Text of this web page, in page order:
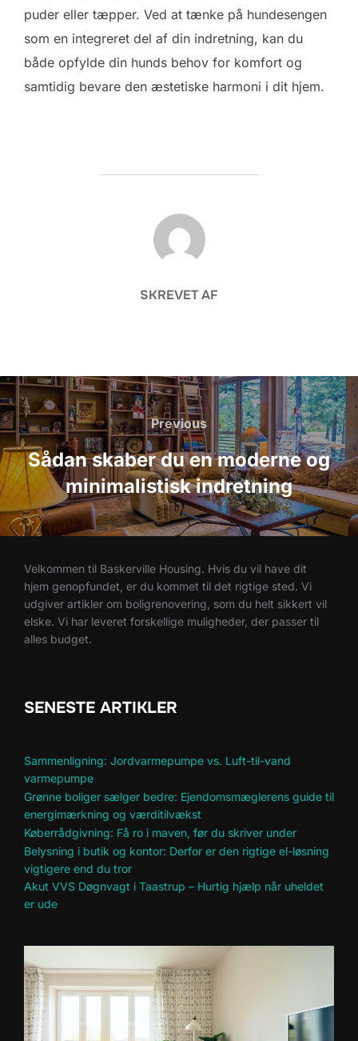
puder eller tæpper. Ved at tænke på hundesengen
som en integreret del af din indretning, kan du
både opfylde din hunds behov for komfort og
samtidig bevare den æstetiske harmoni i dit hjem.
FORFATTER
SKREVET AF
Indlægsnavigation
Previous
Previous
Sådan skaber du en moderne og
minimalistisk indretning
Velkommen til Baskerville Housing. Hvis du vil have dit
hjem genopfundet, er du kommet til det rigtige sted. Vi
udgiver artikler om boligrenovering, som du helt sikkert vil
elske. Vi har leveret forskellige muligheder, der passer til
alles budget.
SENESTE ARTIKLER
Sammenligning: Jordvarmepumpe vs. Luft-til-vand
varmepumpe
Grønne boliger sælger bedre: Ejendomsmæglerens guide til
energimærkning og værditilvækst
Køberrådgivning: Få ro i maven, før du skriver under
Belysning i butik og kontor: Derfor er den rigtige el-løsning
vigtigere end du tror
Akut VVS Døgnvagt i Taastrup – Hurtig hjælp når uheldet
er ude